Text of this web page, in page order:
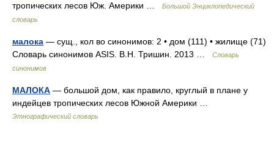
тропических лесов Юж. Америки …
Большой Энциклопедический
словарь
малока — сущ., кол во синонимов: 2 • дом (111) • жилище (71)
Словарь синонимов ASIS. В.Н. Тришин. 2013 …
Словарь
синонимов
МАЛОКА — большой дом, как правило, круглый в плане у
индейцев тропических лесов Южной Америки …
Этнографический словарь